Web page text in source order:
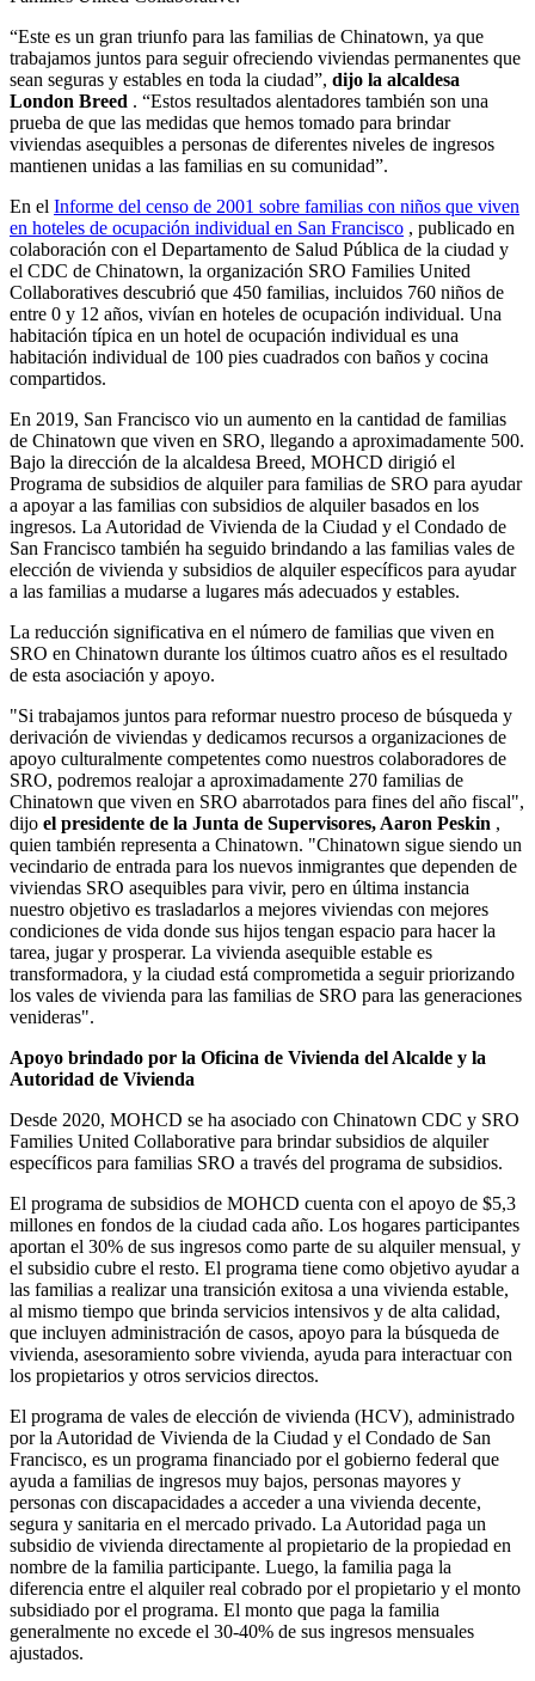
“Este es un gran triunfo para las familias de Chinatown, ya que
trabajamos juntos para seguir ofreciendo viviendas permanentes que
sean seguras y estables en toda la ciudad”, dijo la alcaldesa
London Breed . “Estos resultados alentadores también son una
prueba de que las medidas que hemos tomado para brindar
viviendas asequibles a personas de diferentes niveles de ingresos
mantienen unidas a las familias en su comunidad”.
En el Informe del censo de 2001 sobre familias con niños que viven
en hoteles de ocupación individual en San Francisco , publicado en
colaboración con el Departamento de Salud Pública de la ciudad y
el CDC de Chinatown, la organización SRO Families United
Collaboratives descubrió que 450 familias, incluidos 760 niños de
entre 0 y 12 años, vivían en hoteles de ocupación individual. Una
habitación típica en un hotel de ocupación individual es una
habitación individual de 100 pies cuadrados con baños y cocina
compartidos.
En 2019, San Francisco vio un aumento en la cantidad de familias
de Chinatown que viven en SRO, llegando a aproximadamente 500.
Bajo la dirección de la alcaldesa Breed, MOHCD dirigió el
Programa de subsidios de alquiler para familias de SRO para ayudar
a apoyar a las familias con subsidios de alquiler basados en los
ingresos. La Autoridad de Vivienda de la Ciudad y el Condado de
San Francisco también ha seguido brindando a las familias vales de
elección de vivienda y subsidios de alquiler específicos para ayudar
a las familias a mudarse a lugares más adecuados y estables.
La reducción significativa en el número de familias que viven en
SRO en Chinatown durante los últimos cuatro años es el resultado
de esta asociación y apoyo.
"Si trabajamos juntos para reformar nuestro proceso de búsqueda y
derivación de viviendas y dedicamos recursos a organizaciones de
apoyo culturalmente competentes como nuestros colaboradores de
SRO, podremos realojar a aproximadamente 270 familias de
Chinatown que viven en SRO abarrotados para fines del año fiscal",
dijo el presidente de la Junta de Supervisores, Aaron Peskin ,
quien también representa a Chinatown. "Chinatown sigue siendo un
vecindario de entrada para los nuevos inmigrantes que dependen de
viviendas SRO asequibles para vivir, pero en última instancia
nuestro objetivo es trasladarlos a mejores viviendas con mejores
condiciones de vida donde sus hijos tengan espacio para hacer la
tarea, jugar y prosperar. La vivienda asequible estable es
transformadora, y la ciudad está comprometida a seguir priorizando
los vales de vivienda para las familias de SRO para las generaciones
venideras".
Apoyo brindado por la Oficina de Vivienda del Alcalde y la
Autoridad de Vivienda
Desde 2020, MOHCD se ha asociado con Chinatown CDC y SRO
Families United Collaborative para brindar subsidios de alquiler
específicos para familias SRO a través del programa de subsidios.
El programa de subsidios de MOHCD cuenta con el apoyo de $5,3
millones en fondos de la ciudad cada año. Los hogares participantes
aportan el 30% de sus ingresos como parte de su alquiler mensual, y
el subsidio cubre el resto. El programa tiene como objetivo ayudar a
las familias a realizar una transición exitosa a una vivienda estable,
al mismo tiempo que brinda servicios intensivos y de alta calidad,
que incluyen administración de casos, apoyo para la búsqueda de
vivienda, asesoramiento sobre vivienda, ayuda para interactuar con
los propietarios y otros servicios directos.
El programa de vales de elección de vivienda (HCV), administrado
por la Autoridad de Vivienda de la Ciudad y el Condado de San
Francisco, es un programa financiado por el gobierno federal que
ayuda a familias de ingresos muy bajos, personas mayores y
personas con discapacidades a acceder a una vivienda decente,
segura y sanitaria en el mercado privado. La Autoridad paga un
subsidio de vivienda directamente al propietario de la propiedad en
nombre de la familia participante. Luego, la familia paga la
diferencia entre el alquiler real cobrado por el propietario y el monto
subsidiado por el programa. El monto que paga la familia
generalmente no excede el 30-40% de sus ingresos mensuales
ajustados.